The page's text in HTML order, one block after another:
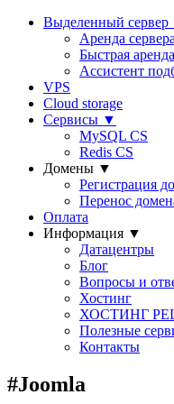
Выделенный сервер
Аренда сервера
Быстрая
Ассистент
VPS
Cloud storage
Сервисы ▼
MySQL CS
Redis CS
Домены ▼
Регистрация
Перенос
Оплата
Информация ▼
Датацентры
Блог
Вопросы и
Хостинг
ХОСТИНГ
Полезные
Контакты
#Joomla